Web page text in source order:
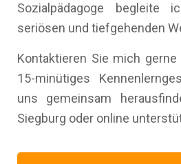
Sozialpädagoge begleite
seriösen und tiefgehenden
Kontaktieren Sie mich
15-minütiges
uns gemeinsam
Siegburg oder online